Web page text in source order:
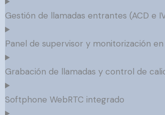
Gestión de llamadas entrantes (ACD e
Panel de supervisor y monitorización
Grabación de llamadas y control de
Softphone WebRTC integrado